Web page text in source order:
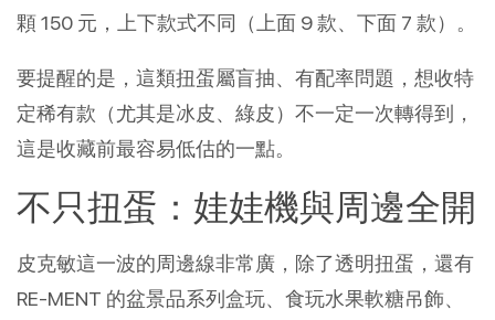
顆 150 元，上下款式不同（上面 9 款、下面 7 款）。
要提醒的是，這類扭蛋屬盲抽、有配率問題，想收特
定稀有款（尤其是冰皮、綠皮）不一定一次轉得到，
這是收藏前最容易低估的一點。
不只扭蛋：娃娃機與周邊全開
皮克敏這一波的周邊線非常廣，除了透明扭蛋，還有
RE-MENT 的盆景品系列盒玩、食玩水果軟糖吊飾、